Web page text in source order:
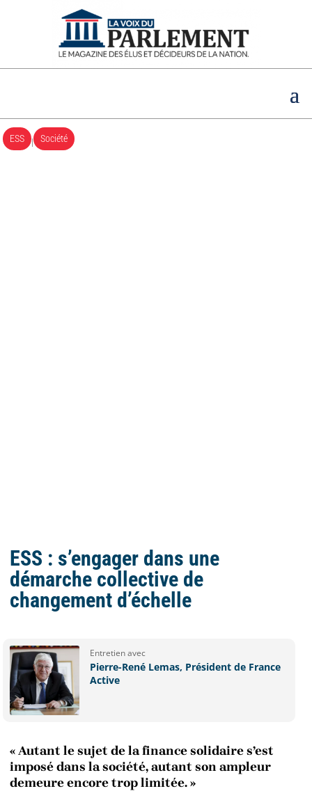
ESS | Société
ESS : s’engager dans une
démarche collective de
changement d’échelle
Entretien avec
Pierre-René Lemas, Président de France
Active
« Autant le sujet de la finance solidaire s’est
imposé dans la société, autant son ampleur
demeure encore trop limitée. »